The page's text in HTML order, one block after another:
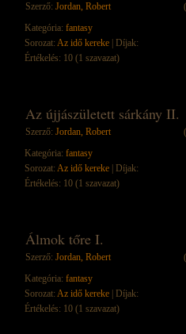
Szerző: Jordan, Robert
Kategória: fantasy
Sorozat: Az idő kereke | Díjak:
Értékelés: 10 (1 szavazat)
Az újjászületett sárkány II.
Szerző: Jordan, Robert
Kategória: fantasy
Sorozat: Az idő kereke | Díjak:
Értékelés: 10 (1 szavazat)
Álmok tőre I.
Szerző: Jordan, Robert
Kategória: fantasy
Sorozat: Az idő kereke | Díjak:
Értékelés: 10 (1 szavazat)